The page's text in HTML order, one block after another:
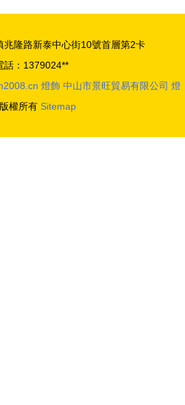
購
兆隆路新泰中心街10號首層第2卡
話：1379024**
燈飾 中山市景旺貿易有限公司 燈
版權所有 Sitemap